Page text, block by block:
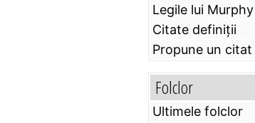
Legile lui Murphy
Citate definiţii
Propune un citat
Folclor
Ultimele folclor